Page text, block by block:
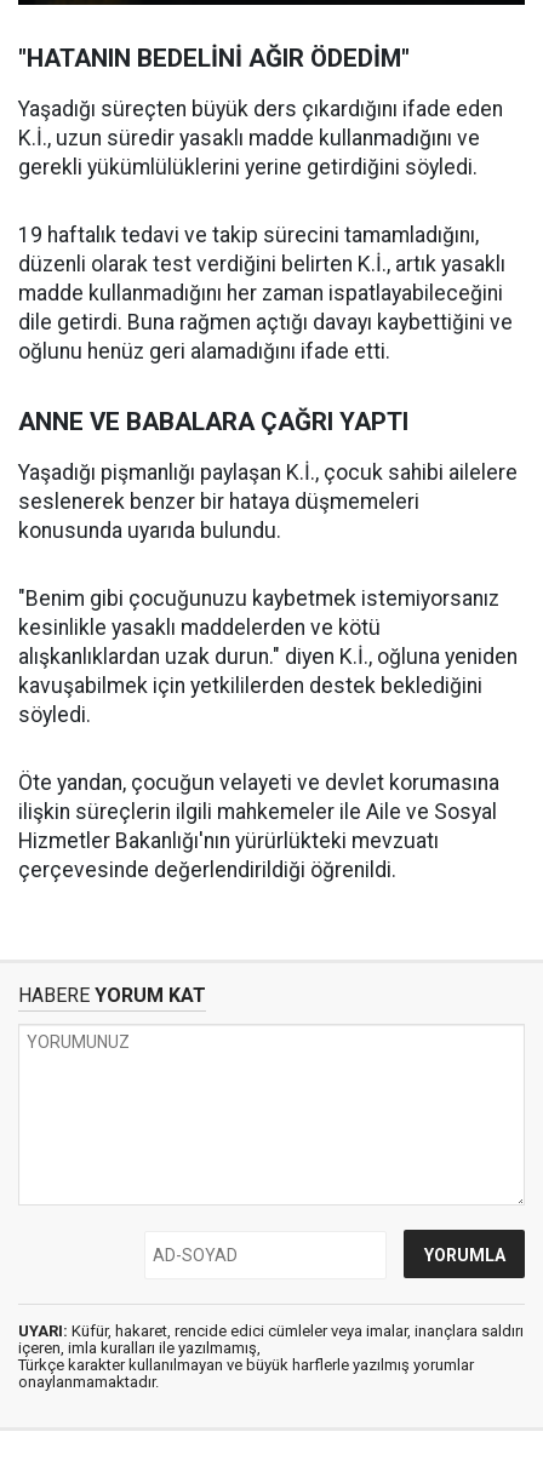
"HATANIN BEDELİNİ AĞIR ÖDEDİM"
Yaşadığı süreçten büyük ders çıkardığını ifade eden
K.İ., uzun süredir yasaklı madde kullanmadığını ve
gerekli yükümlülüklerini yerine getirdiğini söyledi.
19 haftalık tedavi ve takip sürecini tamamladığını,
düzenli olarak test verdiğini belirten K.İ., artık yasaklı
madde kullanmadığını her zaman ispatlayabileceğini
dile getirdi. Buna rağmen açtığı davayı kaybettiğini ve
oğlunu henüz geri alamadığını ifade etti.
ANNE VE BABALARA ÇAĞRI YAPTI
Yaşadığı pişmanlığı paylaşan K.İ., çocuk sahibi ailelere
seslenerek benzer bir hataya düşmemeleri
konusunda uyarıda bulundu.
"Benim gibi çocuğunuzu kaybetmek istemiyorsanız
kesinlikle yasaklı maddelerden ve kötü
alışkanlıklardan uzak durun." diyen K.İ., oğluna yeniden
kavuşabilmek için yetkililerden destek beklediğini
söyledi.
Öte yandan, çocuğun velayeti ve devlet korumasına
ilişkin süreçlerin ilgili mahkemeler ile Aile ve Sosyal
Hizmetler Bakanlığı'nın yürürlükteki mevzuatı
çerçevesinde değerlendirildiği öğrenildi.
HABERE YORUM KAT
UYARI: Küfür, hakaret, rencide edici cümleler veya imalar, inançlara saldırı
içeren, imla kuralları ile yazılmamış,
Türkçe karakter kullanılmayan ve büyük harflerle yazılmış yorumlar
onaylanmamaktadır.